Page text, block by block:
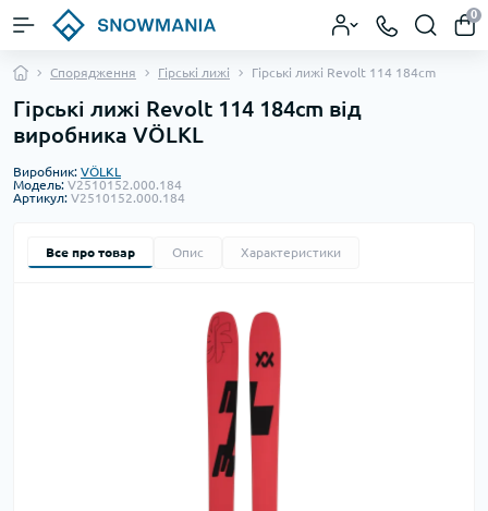
0
Спорядження Гірські лижі Гірські лижі Revolt 114 184cm
Гірські лижі Revolt 114 184cm від
виробника VÖLKL
Виробник: VÖLKL
Модель: V2510152.000.184
Артикул: V2510152.000.184
Все про товар Опис Характеристики